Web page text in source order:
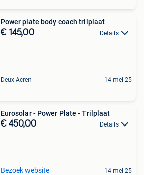
Power plate body coach trilplaat
€ 145,00 Details
Deux-Acren 14 mei 25
Eurosolar - Power Plate - Trilplaat
€ 450,00 Details
Bezoek website 14 mei 25